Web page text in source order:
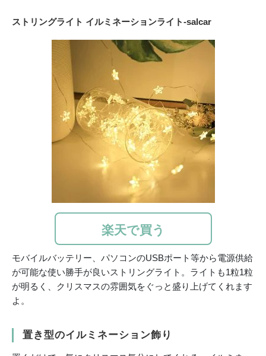
ストリングライト イルミネーションライト-salcar
楽天で買う
モバイルバッテリー、パソコンのUSBポート等から電源供給
が可能な使い勝手が良いストリングライト。ライトも1粒1粒
が明るく、クリスマスの雰囲気をぐっと盛り上げてくれます
よ。
置き型のイルミネーション飾り